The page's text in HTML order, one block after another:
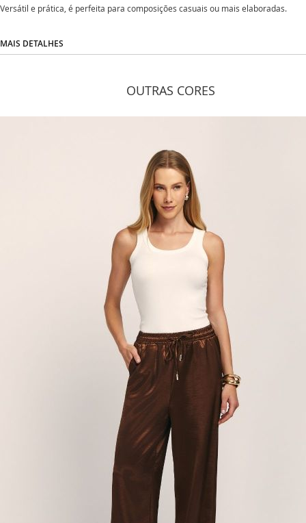
Versátil e prática, é perfeita para composições casuais ou mais elaboradas.
MAIS DETALHES
OUTRAS CORES